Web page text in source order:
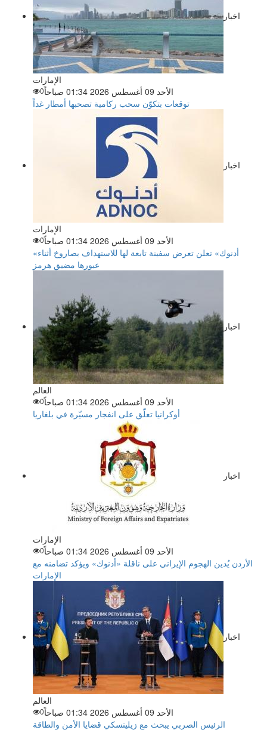
اخبار
الإمارات
الأحد 09 أغسطس 2026 01:34 صباحاً
0
توقعات بتكوّن سحب ركامية تصحبها أمطار غداً
اخبار
الإمارات
الأحد 09 أغسطس 2026 01:34 صباحاً
0
«أدنوك» تعلن تعرض سفينة تابعة لها للاستهداف بصاروخ أثناء
عبورها مضيق هرمز
اخبار
العالم
الأحد 09 أغسطس 2026 01:34 صباحاً
0
أوكرانيا تعلّق على انفجار مسيّرة في بلغاريا
اخبار
الإمارات
الأحد 09 أغسطس 2026 01:34 صباحاً
0
الأردن يُدين الهجوم الإيراني على ناقلة «أدنوك» ويؤكد تضامنه مع
الإمارات
اخبار
العالم
الأحد 09 أغسطس 2026 01:34 صباحاً
0
الرئيس الصربي يبحث مع زيلينسكي قضايا الأمن والطاقة